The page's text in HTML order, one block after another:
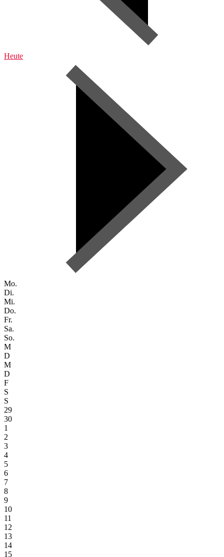
Heute
Mo.
Di.
Mi.
Do.
Fr.
Sa.
So.
M
D
M
D
F
S
S
29
30
1
2
3
4
5
6
7
8
9
10
11
12
13
14
15